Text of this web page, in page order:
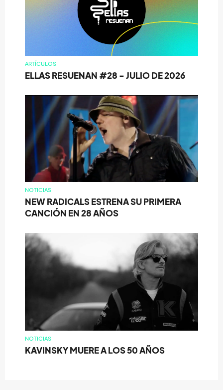
ARTÍCULOS
ELLAS RESUENAN #28 - JULIO DE 2026
NOTICIAS
NEW RADICALS ESTRENA SU PRIMERA
CANCIÓN EN 28 AÑOS
NOTICIAS
KAVINSKY MUERE A LOS 50 AÑOS